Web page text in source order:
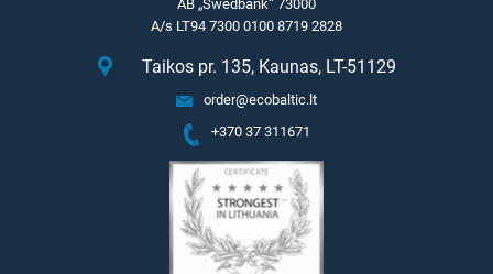
AB „Swedbank“ 73000
A/s LT94 7300 0100 8719 2828
Taikos pr. 135, Kaunas, LT-51129
order@ecobaltic.lt
+370 37 311671